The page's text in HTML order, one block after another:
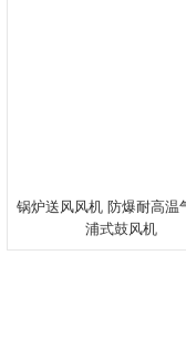
锅炉送风风机 防爆耐高温
浦式鼓风机